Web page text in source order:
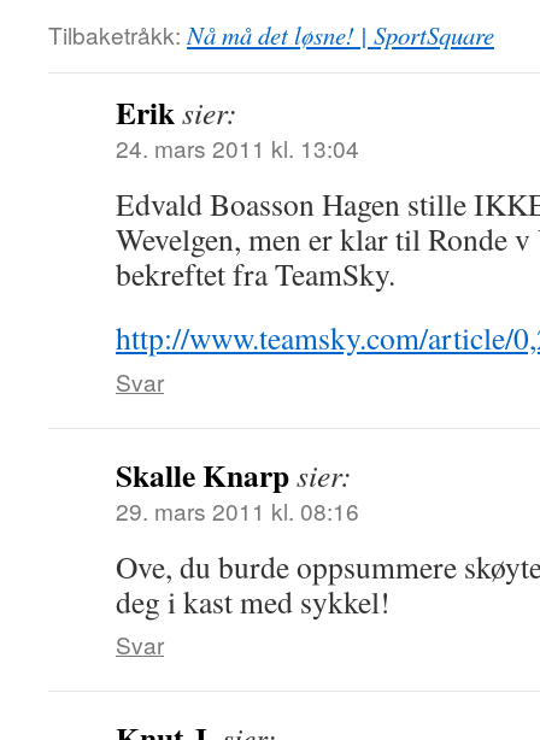
Tilbaketråkk: Nå må det løsne! | SportSquare
Eriksier:
24. mars 2011 kl. 13:04
Edvald Boasson Hagen stille
Wevelgen, men er klar til Ronde
bekreftet fra TeamSky.
http://www.teamsky.com/article/
Svar
Skalle Knarpsier:
29. mars 2011 kl. 08:16
Ove, du burde oppsummere
deg i kast med sykkel!
Svar